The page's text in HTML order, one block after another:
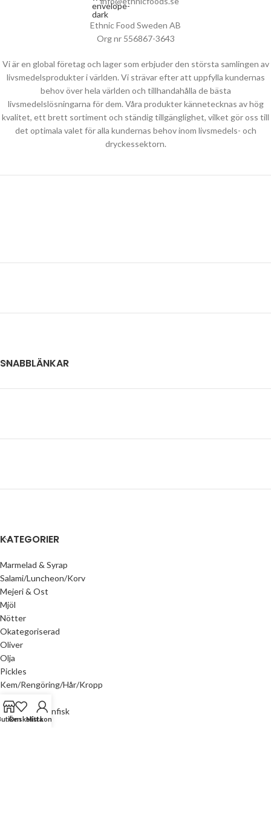
Ethnic Food Sweden AB
Org nr 556867-3643
Vi är en global företag och lager som erbjuder den största samlingen av
livsmedelsprodukter i världen. Vi strävar efter att uppfylla kundernas
behov över hela världen och tillhandahålla de bästa
livsmedelslösningarna för dem. Våra produkter kännetecknas av hög
kvalitet, ett brett sortiment och ständig tillgänglighet, vilket gör oss till
det optimala valet för alla kundernas behov inom livsmedels- och
dryckessektorn.
SNABBLÄNKAR
KATEGORIER
Marmelad & Syrap
Salami/Luncheon/Korv
Mejeri & Ost
Mjöl
Nötter
Okategoriserad
Oliver
Olja
Pickles
Kem/Rengöring/Hår/Kropp
Sardiner & Tonfisk
Sås & arom
Önskelista
Mitt konto